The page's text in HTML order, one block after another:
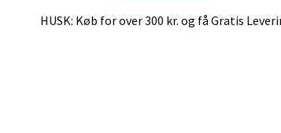
Gummi
HUSK: Køb for over 300 kr. og få Gratis